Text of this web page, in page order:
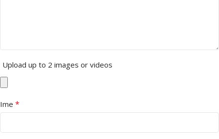
Upload up to 2 images or videos
Ime *